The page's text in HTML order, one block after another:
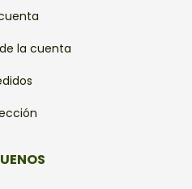
la cuenta